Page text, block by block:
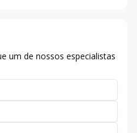
um de nossos especialistas